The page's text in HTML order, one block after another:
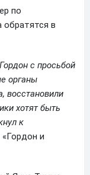
по
обратятся в
с просьбой
органы
восстановили
хотят быть
к
и